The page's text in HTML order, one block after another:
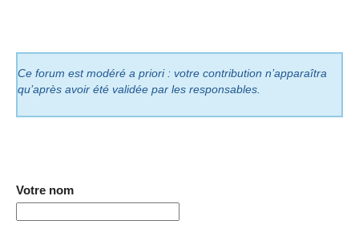
Ce forum est modéré a priori : votre contribution n’apparaîtra
qu’après avoir été validée par les responsables.
Votre nom